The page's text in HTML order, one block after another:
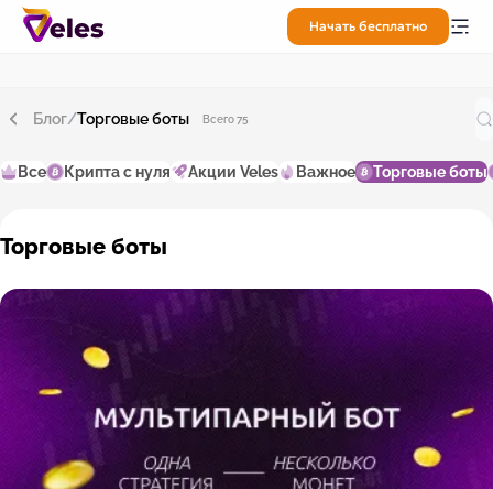
Начать бесплатно
Блог/Торговые боты Всего 75
Все Крипта с нуля Акции Veles Важное Торговые боты
Торговые боты